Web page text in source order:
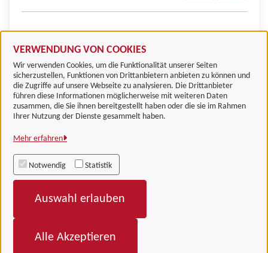
VERWENDUNG VON COOKIES
Wir verwenden Cookies, um die Funktionalität unserer Seiten
sicherzustellen, Funktionen von Drittanbietern anbieten zu können und
die Zugriffe auf unsere Webseite zu analysieren. Die Drittanbieter
führen diese Informationen möglicherweise mit weiteren Daten
zusammen, die Sie ihnen bereitgestellt haben oder die sie im Rahmen
Ihrer Nutzung der Dienste gesammelt haben.
Mehr erfahren
Notwendig Statistik
Auswahl erlauben
Alle Akzeptieren
Landkreis Göttingen
Alle Rechte vorbehalten
Barrierefreiheit